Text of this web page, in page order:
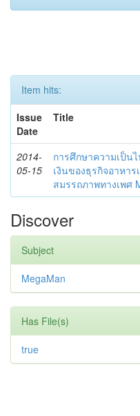
Item hits:
Issue
Date
Title
2014-
05-15
การศึกษาความเป็น
เงินของธุรกิจอาหาร
สมรรถภาพทางเพศ
Discover
Subject
MegaMan
Has File(s)
true